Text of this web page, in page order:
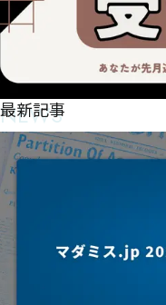
NEWS
最新記事